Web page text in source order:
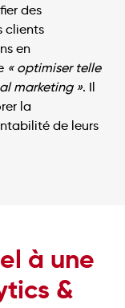
des
clients
en
« optimiser telle
marketing ». Il
la
de leurs
à une
&